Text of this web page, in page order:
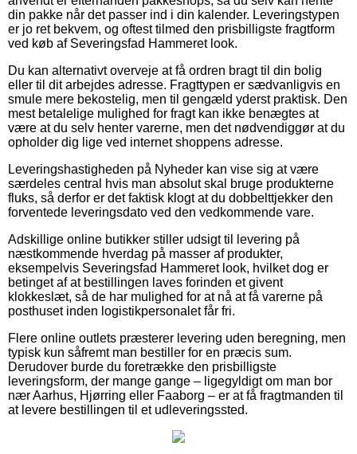
din pakke når det passer ind i din kalender. Leveringstypen
er jo ret bekvem, og oftest tilmed den prisbilligste fragtform
ved køb af Severingsfad Hammeret look.
Du kan alternativt overveje at få ordren bragt til din bolig
eller til dit arbejdes adresse. Fragttypen er sædvanligvis en
smule mere bekostelig, men til gengæld yderst praktisk. Den
mest betalelige mulighed for fragt kan ikke benægtes at
være at du selv henter varerne, men det nødvendiggør at du
opholder dig lige ved internet shoppens adresse.
Leveringshastigheden på Nyheder kan vise sig at være
særdeles central hvis man absolut skal bruge produkterne
fluks, så derfor er det faktisk klogt at du dobbelttjekker den
forventede leveringsdato ved den vedkommende vare.
Adskillige online butikker stiller udsigt til levering på
næstkommende hverdag på masser af produkter,
eksempelvis Severingsfad Hammeret look, hvilket dog er
betinget af at bestillingen laves forinden et givent
klokkeslæt, så de har mulighed for at nå at få varerne på
posthuset inden logistikpersonalet får fri.
Flere online outlets præsterer levering uden beregning, men
typisk kun såfremt man bestiller for en præcis sum.
Derudover burde du foretrække den prisbilligste
leveringsform, der mange gange – ligegyldigt om man bor
nær Aarhus, Hjørring eller Faaborg – er at få fragtmanden til
at levere bestillingen til et udleveringssted.